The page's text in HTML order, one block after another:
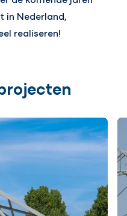
in Nederland,
realiseren!